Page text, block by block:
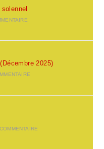
2025)